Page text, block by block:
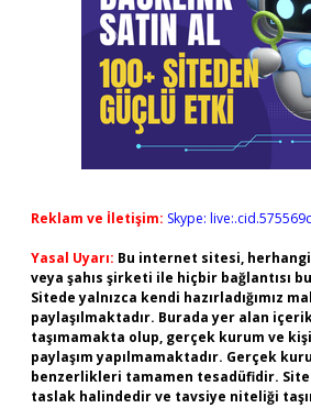
Reklam ve İletişim: Skype:
Yasal Uyarı: Bu internet sitesi,
veya şahıs şirketi ile hiçbir bağlantısı
Sitede yalnızca kendi hazırladığımız
paylaşılmaktadır. Burada yer alan
taşımamakta olup, gerçek kurum ve
paylaşım yapılmamaktadır. Gerçek
benzerlikleri tamamen tesadüfidir.
taslak halindedir ve tavsiye niteliği